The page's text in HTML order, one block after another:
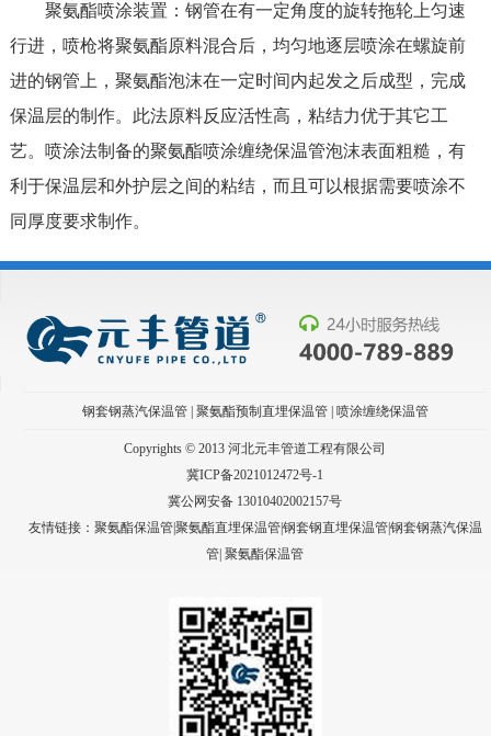
聚氨酯喷涂装置：钢管在有一定角度的旋转拖轮上匀速
行进，喷枪将聚氨酯原料混合后，均匀地逐层喷涂在螺旋前
进的钢管上，聚氨酯泡沫在一定时间内起发之后成型，完成
保温层的制作。此法原料反应活性高，粘结力优于其它工
艺。喷涂法制备的聚氨酯喷涂缠绕保温管泡沫表面粗糙，有
利于保温层和外护层之间的粘结，而且可以根据需要喷涂不
同厚度要求制作。
钢套钢蒸汽保温管| 聚氨酯预制直埋保温管| 喷涂缠绕保温管
Copyrights © 2013 河北元丰管道工程有限公司
冀ICP备2021012472号-1
冀公网安备 13010402002157号
友情链接：聚氨酯保温管|聚氨酯直埋保温管|钢套钢直埋保温管|钢套钢蒸汽保温
管|聚氨酯保温管